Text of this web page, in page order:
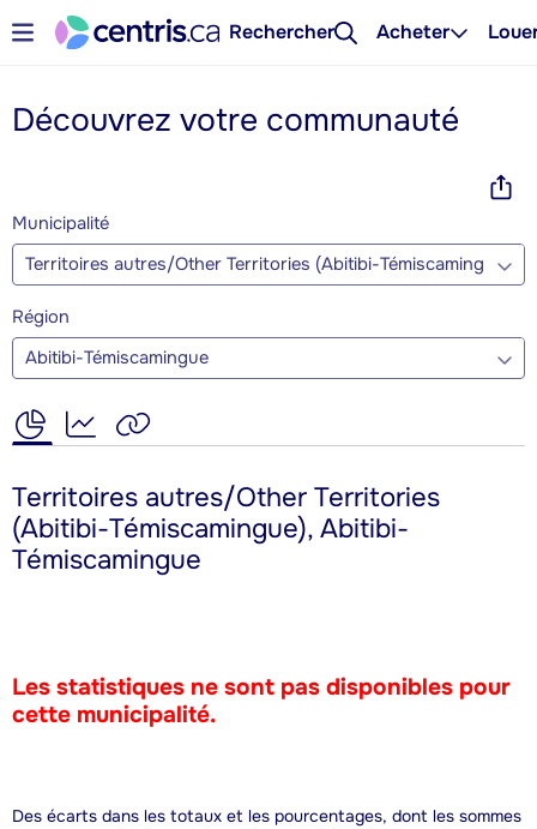
Rechercher Acheter
Découvrez votre communauté
Municipalité
Territoires autres/Other Territories (Abitibi-Témiscamingue)
Région
Abitibi-Témiscamingue
Territoires autres/Other Territories
(Abitibi-Témiscamingue), Abitibi-
Témiscamingue
Les statistiques ne sont pas disponibles pour
cette municipalité.
Des écarts dans les totaux et les pourcentages, dont les sommes